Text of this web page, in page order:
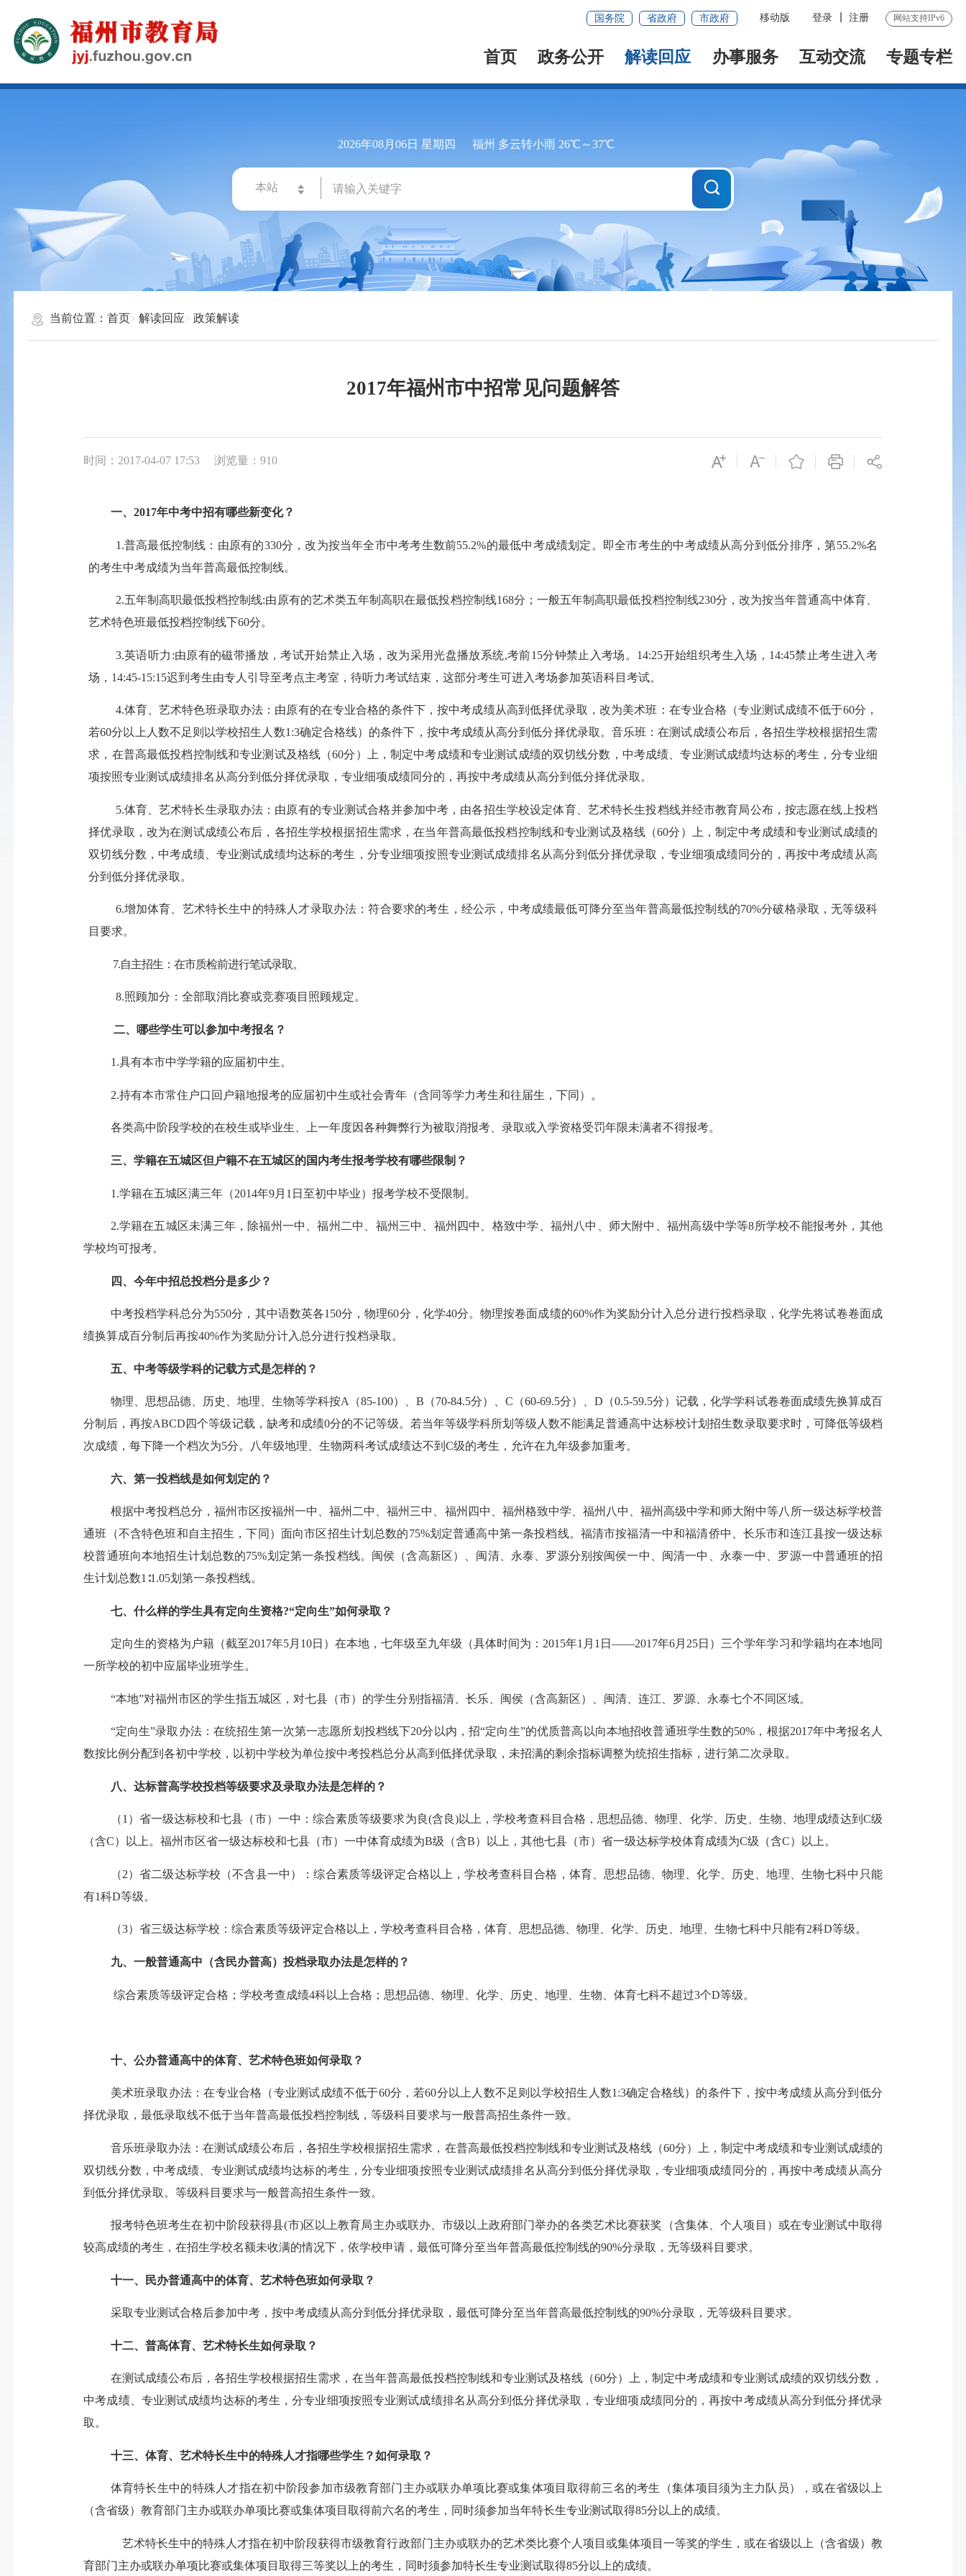
国务院 省政府 市政府 移动版 登录 注册 网站支持IPv6
首页 政务公开 解读回应 办事服务 互动交流 专题专栏
2026年08月06日 星期四 福州 多云转小雨 26℃～37℃
当前位置：首页 解读回应 政策解读
2017年福州市中招常见问题解答
时间：2017-04-07 17:53 浏览量：910
一、 2017年中考中招有哪些新变化？
1.普高最低控制线 ： 由原有的330分，改为按当年全市中考考生数前55.2%的最低中考成绩划定。即全市考生的中考成绩从高分到低分排序，第55.2%名
的考生中考成绩为当年普高最低控制线。
2.五年制高职最低投档控制线:由原有的艺术类五年制高职在最低投档控制线168分；一般五年制高职最低投档控制线230分，改为按当年普通高中体育、
艺术特色班最低投档控制线下60分。
3.英语听力 :由原有的磁带播放，考试开始禁止入场， 改为采用光盘播放系统,考前15分钟禁止入考场。14:25开始组织考生入场，14:45禁止考生进入考
场，14:45-15:15迟到考生由专人引导至考点主考室，待听力考试结束，这部分考生可进入考场参加英语科目考试。
4.体育、艺术特色班录取办法 ： 由原有的在专业合格的条件下，按中考成绩从高到低择优录取， 改为美术班： 在专业合格（专业测试成绩不低于60分，
若60分以上人数不足则以学校招生人数1:3确定合格线）的条件下，按中考成绩从高分到低分择优录取。 音乐班：在测试成绩公布后，各招生学校根据招生需
求，在普高最低投档控制线和专业测试及格线（60分）上，制定中考成绩和专业测试成绩的双切线分数，中考成绩、专业测试成绩均达标的考生，分专业细
项按照专业测试成绩排名从高分到低分择优录取，专业细项成绩同分的，再按中考成绩从高分到低分择优录取。
5.体育、艺术特长生录取办法 ： 由原有的专业测试合格并参加中考，由各招生学校设定体育、艺术特长生投档线并经市教育局公布，按志愿在线上投档
择优录取， 改为在测试成绩公布后，各招生学校根据招生需求，在当年普高最低投档控制线和专业测试及格线（60分）上，制定中考成绩和专业测试成绩的
双切线分数，中考成绩、专业测试成绩均达标的考生，分专业细项按照专业测试成绩排名从高分到低分择优录取，专业细项成绩同分的，再按中考成绩从高
分到低分择优录取。
6.增加体育、艺术特长生中的特殊人才录取办法 ：符合要求的考生，经公示，中考成绩最低可降分至当年普高最低控制线的70%分破格录取，无等级科
目要求。
7.自主招生： 在市质检前进行笔试录取。
8.照顾加分 ： 全部取消比赛或竞赛项目照顾规定。
二、 哪些学生可以参加中考报名 ？
1.具有本市中学学籍的应届初中生。
2.持有本市常住户口回户籍地报考的应届初中生或社会青年（含同等学力考生和往届生，下同）。
各类高中阶段学校的在校生或毕业生、上一年度因各种舞弊行为被取消报考、录取或入学资格受罚年限未满者不得报考。
三、 学籍在五城区但户籍不在五城区的国内考生报考学校有哪些限制？
1.学籍在五城区满三年（2014年9月1日至初中毕业） 报考学校不受限制。
2.学籍在五城区未满三年，除福州一中、福州二中、福州三中、福州四中、格致中学、福州八中、师大附中、福州高级中学等8所学校不能报考外，其他
学校均可报考。
四、 今年中招总投档分是多少？
中考投档学科总分为550分，其中语数英各150分，物理60分，化学40分。物理按卷面成绩的60%作为奖励分计入总分进行投档录取 ，化学先将试卷卷面成
绩换算成百分制后再按40%作为奖励分计入总分进行投档录取。
五、 中考等级学科的记载方式是怎样的？
物理、思想品德、历史、地理、生物等学科按A（85-100）、B（70-84.5分）、C（60-69.5分）、D（0.5-59.5分）记载， 化学学科试卷卷面成绩先换算成百
分制后，再按ABCD四个等级记载， 缺考和成绩0分的不记等级。若当年等级学科所划等级人数不能满足普通高中达标校计划招生数录取要求时，可降低等级档
次成绩，每下降一个档次为5分。八年级地理、生物两科考试成绩达不到C级的考生，允许在九年级参加重考。
六、 第一投档线是如何划定的？
根据中考投档总分，福州市区按福州一中、福州二中、福州三中、福州四中、福州格致中学、福州八中、福州高级中学和师大附中等八所一级达标学校普
通班（不含特色班和自主招生，下同）面向市区招生计划总数的75%划定普通高中第一条投档线。福清市按福清一中和福清侨中、长乐市和连江县按一级达标
校普通班向本地招生计划总数的75%划定第一条投档线。闽侯（含高新区）、闽清、永泰、罗源分别按闽侯一中、闽清一中、永泰一中、罗源一中普通班的招
生计划总数1∶1.05划第一条投档线。
七、 什么样的学生具有定向生资格?“定向生”如何录取 ？
定向生的资格为户籍（截至201 7年5月 10日）在本地，七年级至九年级（具体时间为：201 5年1月1日——201 7年6月 25日） 三个学年学习和学籍均在本地同
一所学校的初中应届毕业班学生。
“本地”对福州市区的学生指五城区，对七县（市）的学生分别指福清、长乐、闽侯（含高新区）、闽清、连江、罗源、永泰七个不同区域。
“定向生”录取办法：在统招生第一次第一志愿所划投档线下20分以内，招“定向生”的优质普高以向本地招收普通班学生数的50%，根据201 7年中考报名人
数按比例分配到各初中学校，以初中学校为单位按中考投档总分从高到低择优录取，未招满的剩余指标调整为统招生指标，进行第二次录取。
八、达标普高学校投档等级要求及录取办法是怎样的？
（1）省一级达标校和七县（市）一中：综合素质等级要求为良(含良)以上，学校考查科目合格，思想品德、物理、化学、历史、生物、地理成绩达到C级
（含C）以上。福州市区省一级达标校和七县（市）一中体育成绩为B级（含B）以上，其他七县（市）省一级达标学校体育成绩为C级（含C）以上。
（2）省二级达标学校（不含县一中）：综合素质等级评定合格以上，学校考查科目合格，体育、思想品德、物理、化学、历史、地理、生物七科中只能
有1科D等级。
（3）省三级达标学校：综合素质等级评定合格以上，学校考查科目合格，体育、思想品德、物理、化学、历史、地理、生物七科中只能有2科D等级。
九、 一般普通高中（含民办普高）投档录取办法是怎样的？
综合素质等级评定合格；学校考查成绩4科以上合格；思想品德、物理、化学、历史、地理、生物、体育七科不超过3个D等级。
十、 公办普通高中的体育、艺术特色班如何录取 ？
美术班录取办法：在专业合格（专业测试成绩不低于60分，若60分以上人数不足则以学校招生人数1 :3确定合格线）的条件下，按中考成绩从高分到低分
择优录取，最低录取线不低于当年普高最低投档控制线，等级科目要求与一般普高招生条件一致。
音乐班录取办法：在测试成绩公布后，各招生学校根据招生需求，在普高最低投档控制线和专业测试及格线（60分）上，制定中考成绩和专业测试成绩的
双切线分数 ， 中考成绩 、专业测试成绩均达标的考生， 分专业细项按照专业测试成绩排名从高分到低分择优录取 ，专业细项成绩同分的，再按中考成绩从高分
到低分择优录取。等级科目要求与一般普高招生条件一致。
报考特色班考生在初中阶段获得县(市)区以上教育局主办或联办、市级以上政府部门举办的各类艺术比赛获奖（含集体、个人项目）或在专业测试中取得
较高成绩的考生，在招生学校名额未收满的情况下，依学校申请，最低可降分至当年普高最低控制线的90%分录取，无等级科目要求。
十一、 民办普通高中的体育、艺术特色班如何录取 ？
采取专业测试合格后参加中考，按中考成绩从高分到低分择优录取，最低可降分至当年普高最低控制线的90%分录取，无等级科目要求。
十二、 普高体育、艺术特长生如何录取 ？
在测试成绩公布后，各招生学校根据招生需求，在当年普高最低投档控制线和专业测试及格线（60分）上，制定中考成绩和专业测试成绩的双切线分数 ，
中考成绩、专业测试成绩均达标的考生，分专业细项按照专业测试成绩排名从高分到低分择优录取 ，专业细项成绩同分的，再按中考成绩从高分到低分择优录
取。
十三、 体育、艺术特长生中的特殊人才指哪些学生？如何录取 ？
体育特长生中的特殊人才指在初中阶段参加市级教育部门主办或联办单项比赛或集体项目取得前三名的考生（集体项目须为主力队员），或在省级以上
（含省级）教育部门主办或联办单项比赛或集体项目取得前六名的考生，同时须参加当年特长生专业测试取得85分以上的成绩。
艺术特长生中的特殊人才指在初中阶段获得市级教育行政部门主办或联办的艺术类比赛个人项目或集体项目一等奖的学生，或在省级以上（含省级）教
育部门主办或联办单项比赛或集体项目取得三等奖以上的考生，同时须参加特长生专业测试取得85分以上的成绩。